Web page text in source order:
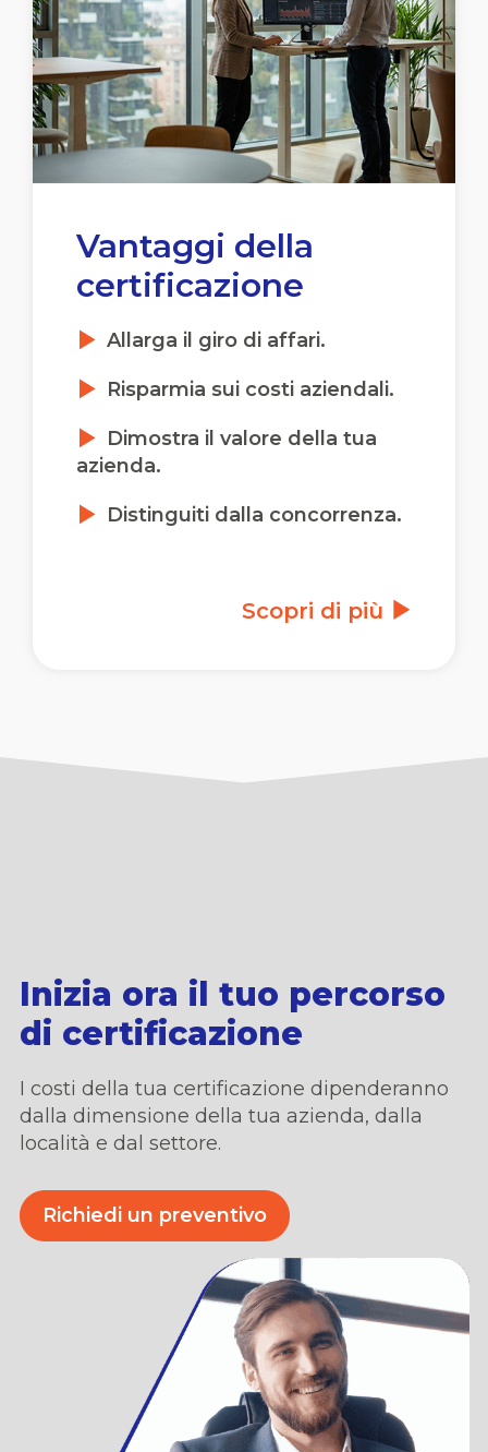
Vantaggi della
certificazione
Allarga il giro di affari.
Risparmia sui costi aziendali.
Dimostra il valore della tua
azienda.
Distinguiti dalla concorrenza.
Scopri di più
Inizia ora il tuo percorso
di certificazione
I costi della tua certificazione dipenderanno
dalla dimensione della tua azienda, dalla
località e dal settore.
Richiedi un preventivo